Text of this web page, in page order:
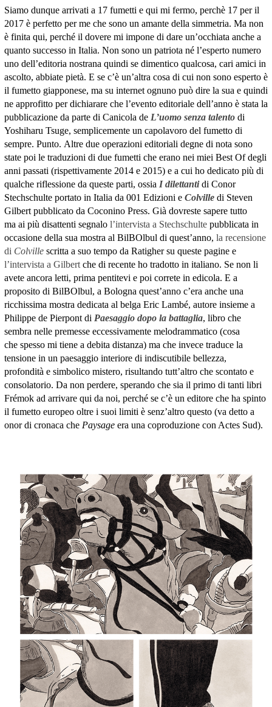
Siamo dunque arrivati a 17 fumetti e qui mi fermo, perchè 17 per il
2017 è perfetto per me che sono un amante della simmetria. Ma non
è finita qui, perché il dovere mi impone di dare un’occhiata anche a
quanto successo in Italia. Non sono un patriota né l’esperto numero
uno dell’editoria nostrana quindi se dimentico qualcosa, cari amici in
ascolto, abbiate pietà. E se c’è un’altra cosa di cui non sono esperto è
il fumetto giapponese, ma su internet ognuno può dire la sua e quindi
ne approfitto per dichiarare che l’evento editoriale dell’anno è stata la
pubblicazione da parte di Canicola de L’uomo senza talentodi
Yoshiharu Tsuge, semplicemente un capolavoro del fumetto di
sempre. Punto. Altre due operazioni editoriali degne di nota sono
state poi le traduzioni di due fumetti che erano nei miei Best Of degli
anni passati (rispettivamente 2014 e 2015) e a cui ho dedicato più di
qualche riflessione da queste parti, ossia I dilettantidi Conor
Stechschulte portato in Italia da 001 Edizioni e Colvilledi Steven
Gilbert pubblicato da Coconino Press. Già dovreste sapere tutto
ma ai più disattenti segnalo l’intervista a Stechschultepubblicata in
occasione della sua mostra al BilBOlbul di quest’anno, la recensione
di Colvillescritta a suo tempo da Ratigher su queste pagine e
l’intervista a Gilbertche di recente ho tradotto in italiano. Se non li
avete ancora letti, prima pentitevi e poi correte in edicola. E a
proposito di BilBOlbul, a Bologna quest’anno c’era anche una
ricchissima mostra dedicata al belga Eric Lambé, autore insieme a
Philippe de Pierpont di Paesaggio dopo la battaglia, libro che
sembra nelle premesse eccessivamente melodrammatico (cosa
che spesso mi tiene a debita distanza) ma che invece traduce la
tensione in un paesaggio interiore di indiscutibile bellezza,
profondità e simbolico mistero, risultando tutt’altro che scontato e
consolatorio. Da non perdere, sperando che sia il primo di tanti libri
Frémok ad arrivare qui da noi, perché se c’è un editore che ha spinto
il fumetto europeo oltre i suoi limiti è senz’altro questo (va detto a
onor di cronaca che Paysageera una coproduzione con Actes Sud).